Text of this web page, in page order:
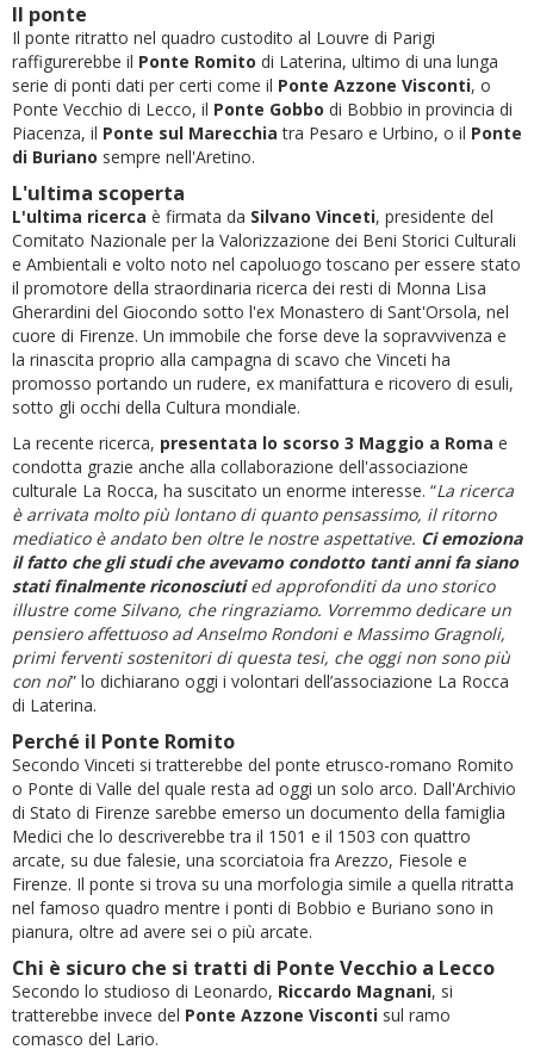
Il ponte
Il ponte ritratto nel quadro custodito al Louvre di Parigi
raffigurerebbe il Ponte Romito di Laterina, ultimo di una lunga
serie di ponti dati per certi come il Ponte Azzone Visconti, o
Ponte Vecchio di Lecco, il Ponte Gobbo di Bobbio in provincia di
Piacenza, il Ponte sul Marecchia tra Pesaro e Urbino, o il Ponte
di Buriano sempre nell'Aretino.
L'ultima scoperta
L'ultima ricerca è firmata da Silvano Vinceti, presidente del
Comitato Nazionale per la Valorizzazione dei Beni Storici Culturali
e Ambientali e volto noto nel capoluogo toscano per essere stato
il promotore della straordinaria ricerca dei resti di Monna Lisa
Gherardini del Giocondo sotto l'ex Monastero di Sant'Orsola, nel
cuore di Firenze. Un immobile che forse deve la sopravvivenza e
la rinascita proprio alla campagna di scavo che Vinceti ha
promosso portando un rudere, ex manifattura e ricovero di esuli,
sotto gli occhi della Cultura mondiale.
La recente ricerca, presentata lo scorso 3 Maggio a Roma e
condotta grazie anche alla collaborazione dell'associazione
culturale La Rocca, ha suscitato un enorme interesse. “La ricerca
è arrivata molto più lontano di quanto pensassimo, il ritorno
mediatico è andato ben oltre le nostre aspettative. Ci emoziona
il fatto che gli studi che avevamo condotto tanti anni fa siano
stati finalmente riconosciutied approfonditi da uno storico
illustre come Silvano, che ringraziamo. Vorremmo dedicare un
pensiero affettuoso ad Anselmo Rondoni e Massimo Gragnoli,
primi ferventi sostenitori di questa tesi, che oggi non sono più
con noi” lo dichiarano oggi i volontari dell’associazione La Rocca
di Laterina.
Perché il Ponte Romito
Secondo Vinceti si tratterebbe del ponte etrusco-romano Romito
o Ponte di Valle del quale resta ad oggi un solo arco. Dall'Archivio
di Stato di Firenze sarebbe emerso un documento della famiglia
Medici che lo descriverebbe tra il 1501 e il 1503 con quattro
arcate, su due falesie, una scorciatoia fra Arezzo, Fiesole e
Firenze. Il ponte si trova su una morfologia simile a quella ritratta
nel famoso quadro mentre i ponti di Bobbio e Buriano sono in
pianura, oltre ad avere sei o più arcate.
Chi è sicuro che si tratti di Ponte Vecchio a Lecco
Secondo lo studioso di Leonardo, Riccardo Magnani, si
tratterebbe invece del Ponte Azzone Visconti sul ramo
comasco del Lario.